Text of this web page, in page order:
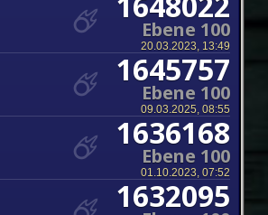
Ebene 100
20.03.2023, 13:49
1645757
Ebene 100
09.03.2025, 08:55
1636168
Ebene 100
01.10.2023, 07:52
1632095